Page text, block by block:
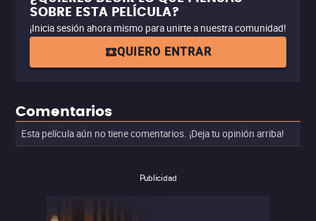
SOBRE ESTA PELÍCULA?
¡Inicia sesión ahora mismo para unirte a nuestra comunidad!
QUIERO ENTRAR
Comentarios
Esta película aún no tiene comentarios. ¡Deja tu opinión arriba!
Publicidad